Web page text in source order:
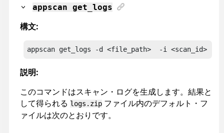
appscan get_logs
構文:
appscan get_logs -d <file_path>  -i <scan_id>
説明:
このコマンドはスキャン・ログを生成します。結果と
して得られる logs.zip ファイル内のデフォルト・フ
ァイルは次のとおりです。